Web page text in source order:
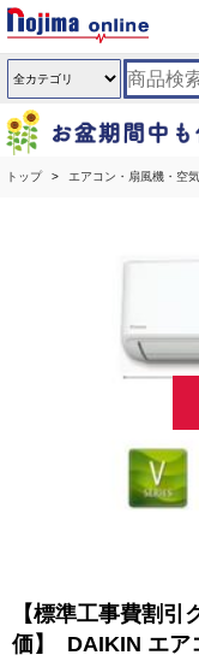
トップ エアコン・扇風機・空
【標準工事費割
価】 DAIKIN エア